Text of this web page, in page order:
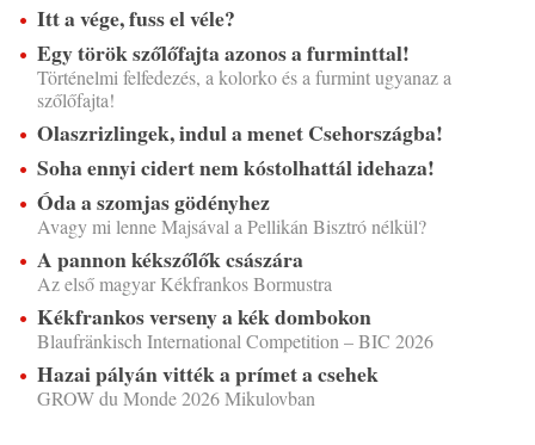
Itt a vége, fuss el véle?
Egy török szőlőfajta azonos a furminttal!
Történelmi felfedezés, a kolorko és a furmint ugyanaz a
szőlőfajta!
Olaszrizlingek, indul a menet Csehországba!
Soha ennyi cidert nem kóstolhattál idehaza!
Óda a szomjas gödényhez
Avagy mi lenne Majsával a Pellikán Bisztró nélkül?
A pannon kékszőlők császára
Az első magyar Kékfrankos Bormustra
Kékfrankos verseny a kék dombokon
Blaufränkisch International Competition – BIC 2026
Hazai pályán vitték a prímet a csehek
GROW du Monde 2026 Mikulovban